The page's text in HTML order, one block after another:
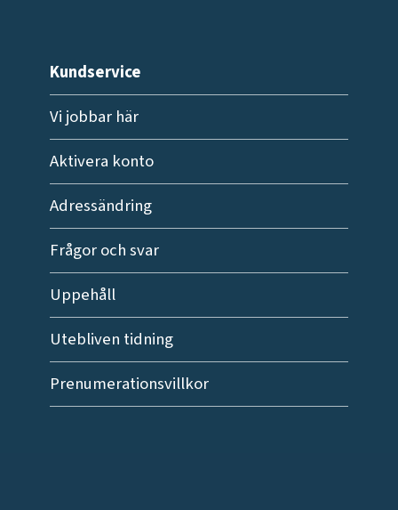
Kundservice
Vi jobbar här
Aktivera konto
Adressändring
Frågor och svar
Uppehåll
Utebliven tidning
Prenumerationsvillkor